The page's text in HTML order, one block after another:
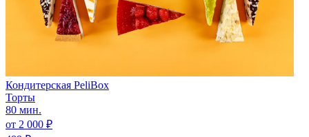
Кондитерская PeliBox
Торты
80 мин.
от 2 000 ₽